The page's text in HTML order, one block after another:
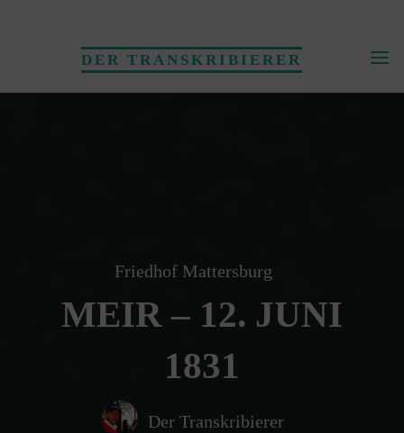
DER TRANSKRIBIERER
Friedhof Mattersburg
MEIR – 12. JUNI
1831
Der Transkribierer